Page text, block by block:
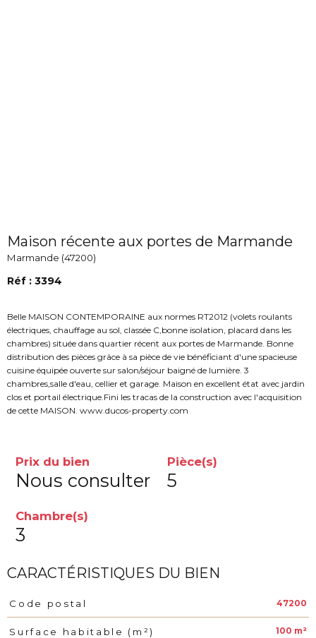
Maison récente aux portes de Marmande
Marmande (47200)
Réf : 3394
Belle MAISON CONTEMPORAINE aux normes RT2012 (volets roulants
électriques, chauffage au sol, classée C,bonne isolation, placard dans les
chambres) située dans quartier récent aux portes de Marmande. Bonne
distribution des pièces grâce à sa pièce de vie bénéficiant d'une spacieuse
cuisine équipée ouverte sur salon/séjour baigné de lumière. 3
chambres,salle d'eau, cellier et garage. Maison en excellent état avec jardin
clos et portail électrique.Fini les tracas de la construction avec l'acquisition
de cette MAISON. www.ducos-property.com
Prix du bien
Nous consulter
Pièce(s)
5
Chambre(s)
3
CARACTÉRISTIQUES DU BIEN
Caractéristiques Valeurs
Code postal 47200
Surface habitable (m²) 100 m²